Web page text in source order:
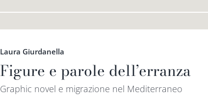
Laura Giurdanella
Figure e parole dell’erranza
Graphic novel e migrazione nel Mediterraneo